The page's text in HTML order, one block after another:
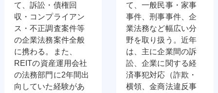
て、訴訟・債権回
収・コンプライアン
ス・不正調査案件等
の企業法務案件全般
に携わる。また、
REITの資産運用会社
の法務部門に2年間出
向していた経験があ
て、一般民事・家事
事件、刑事事件、企
業法務など幅広い分
野を取り扱う。近年
は、主に企業間の訴
訟、企業に関する経
済事犯対応（詐欺・
横領、金商法違反事